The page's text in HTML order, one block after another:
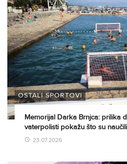
OSTALI SPORTOVI
Memorijal Darka Brnjca: prilika
vaterpolisti pokažu što su naučili
23.07.2026